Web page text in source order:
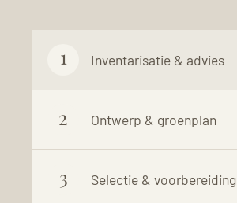
1 Inventarisatie & advies
2 Ontwerp & groenplan
3 Selectie & voorbereiding